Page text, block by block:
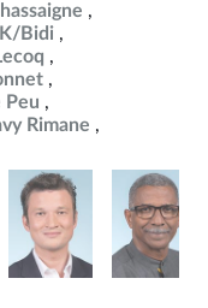
Bidi
Peu
Rimane